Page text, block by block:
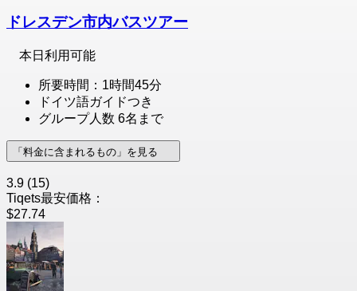
ドレスデン市内バスツアー
本日利用可能
所要時間：1時間45分
ドイツ語ガイドつき
グループ人数 6名まで
「料金に含まれるもの」を見る
3.9 (15)
Tiqets最安価格：
$27.74